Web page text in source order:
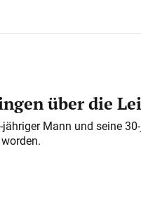
über die
Mann und seine